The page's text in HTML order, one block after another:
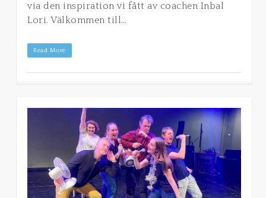
via den inspiration vi fått av coachen Inbal
Lori. Välkommen till…
Read More